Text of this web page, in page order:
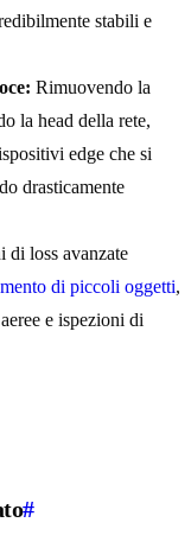
stabili e
Rimuovendo la
la head della rete,
edge che si
drasticamente
di loss avanzate
di piccoli oggetti,
e ispezioni di
#